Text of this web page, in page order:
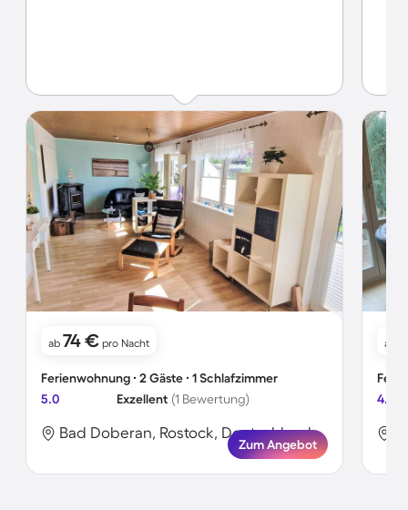
ab 74 € pro Nacht
Ferienwohnung ∙ 2 Gäste ∙ 1 Schlafzimmer
5.0
Exzellent (1 Bewertung)
Bad Doberan, Rostock, Deutschland
Zum Angebot
ab
4.2